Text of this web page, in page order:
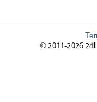
© 2011-2026